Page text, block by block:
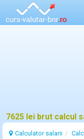
7625 lei brut calcul
Calculator salarii